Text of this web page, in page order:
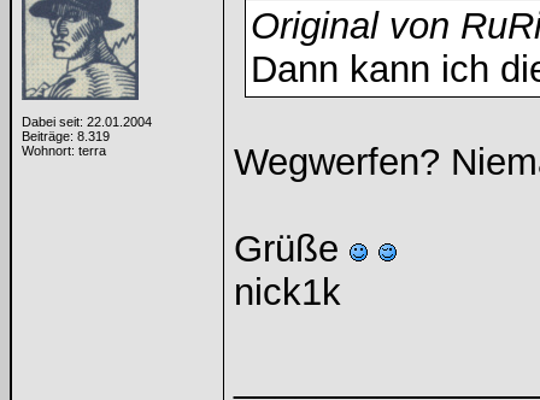
Dabei seit: 22.01.2004
Beiträge: 8.319
Wohnort: terra
Original von
Dann kann ich
Wegwerfen?
Grüße
nick1k